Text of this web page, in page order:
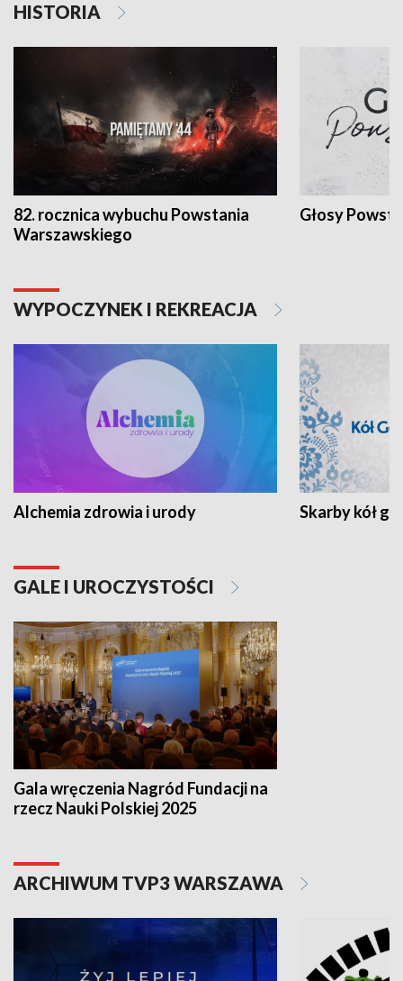
HISTORIA
82. rocznica wybuchu Powstania
Warszawskiego
Głosy
WYPOCZYNEK I REKREACJA
Alchemia zdrowia i urody Skarby kół
GALE I UROCZYSTOŚCI
Gala wręczenia Nagród Fundacji na
rzecz Nauki Polskiej 2025
ARCHIWUM TVP3 WARSZAWA